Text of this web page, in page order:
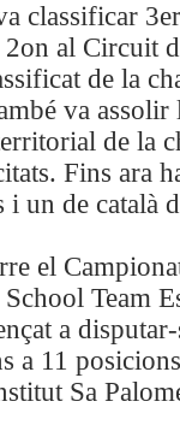
classificar
al Circuit
de la
va
de la
Fins ara
i un de català
el
School Team
a
a 11
Sa